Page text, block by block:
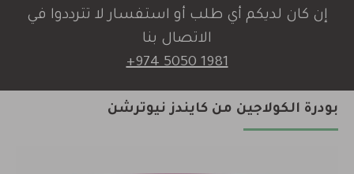
إن كان لديكم أي طلب أو استفسار لا تترددوا في
الاتصال بنا
+974 5050 1981
بودرة الكولاجين من كايندز نيوترشن